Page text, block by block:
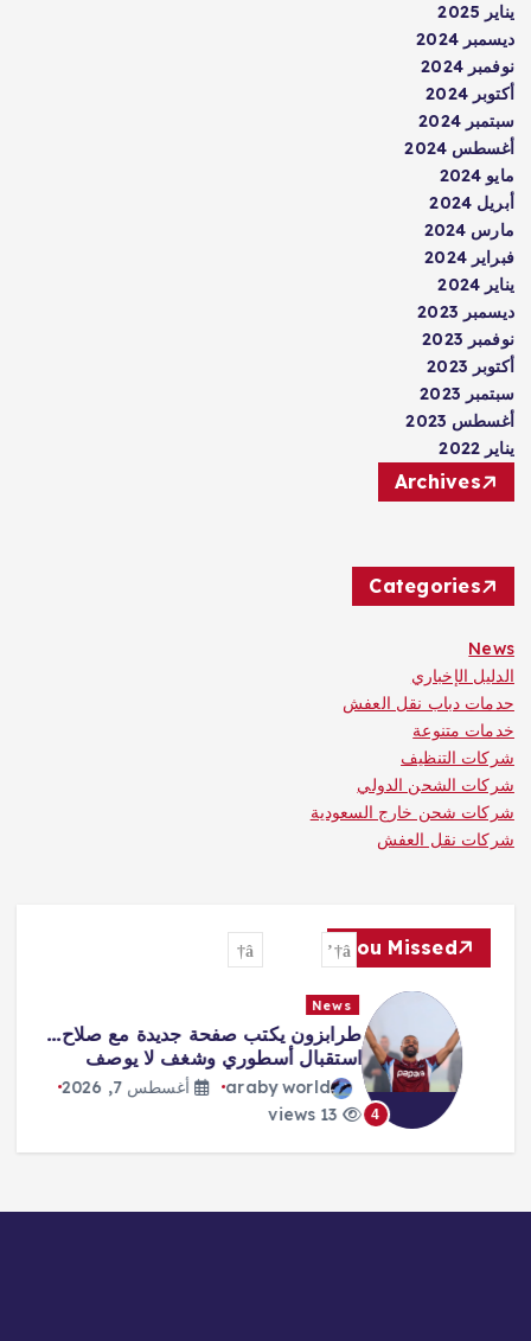
يناير 2025
ديسمبر 2024
نوفمبر 2024
أكتوبر 2024
سبتمبر 2024
أغسطس 2024
مايو 2024
أبريل 2024
مارس 2024
فبراير 2024
يناير 2024
ديسمبر 2023
نوفمبر 2023
أكتوبر 2023
سبتمبر 2023
أغسطس 2023
يناير 2022
Archives
Categories
News
الدليل الإخباري
حدمات دباب نقل العفش
خدمات متنوعة
شركات التنظيف
شركات الشحن الدولي
شركات شحن خارج السعودية
شركات نقل العفش
You Missed
News
طرابزون يكتب صفحة جديدة مع صلاح…
استقبال أسطوري وشغف لا يوصف
araby world
أغسطس 7, 2026
13 views